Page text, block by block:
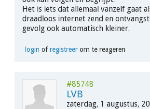
Het is iets dat allemaal vanzelf gaat
draadloos internet zend en
gevolg ook automatisch kleiner.
login ofregistreerom te reageren
#85748
LVB
zaterdag, 1 augustus,